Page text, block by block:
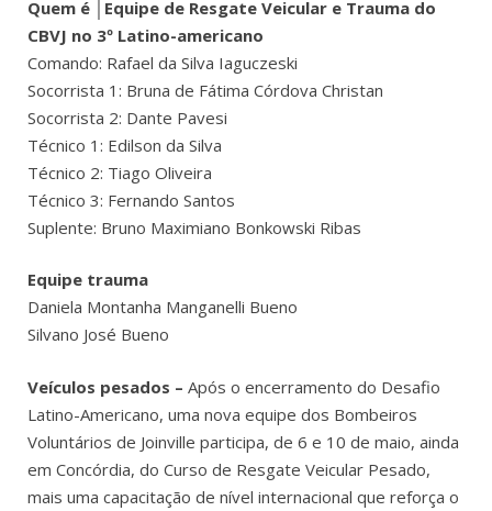
Quem é │Equipe de Resgate Veicular e Trauma do
CBVJ no 3º Latino-americano
Comando: Rafael da Silva Iaguczeski
Socorrista 1: Bruna de Fátima Córdova Christan
Socorrista 2: Dante Pavesi
Técnico 1: Edilson da Silva
Técnico 2: Tiago Oliveira
Técnico 3: Fernando Santos
Suplente: Bruno Maximiano Bonkowski Ribas
Equipe trauma
Daniela Montanha Manganelli Bueno
Silvano José Bueno
Veículos pesados – Após o encerramento do Desafio
Latino-Americano, uma nova equipe dos Bombeiros
Voluntários de Joinville participa, de 6 e 10 de maio, ainda
em Concórdia, do Curso de Resgate Veicular Pesado,
mais uma capacitação de nível internacional que reforça o